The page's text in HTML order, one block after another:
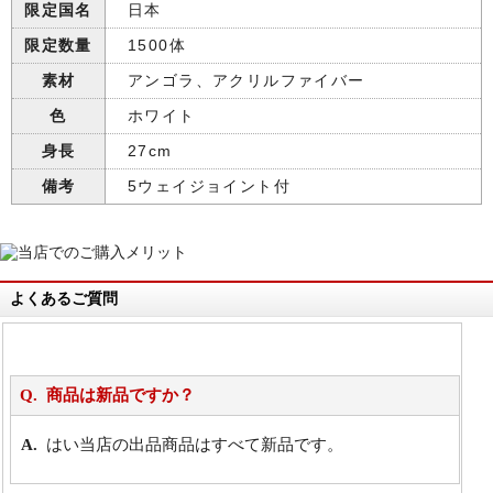
限定国名
日本
限定数量
1500体
素材
アンゴラ、アクリルファイバー
色
ホワイト
身長
27cm
備考
5ウェイジョイント付
よくあるご質問
商品は新品ですか？
はい当店の出品商品はすべて新品です。